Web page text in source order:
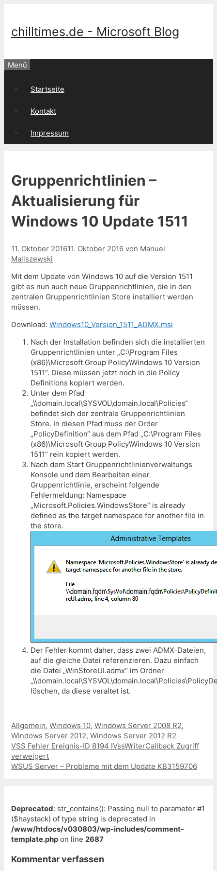
Inhalt
chilltimes.de - Microsoft Blog
Menü
Startseite
Kontakt
Impressum
Gruppenrichtlinien –
Aktualisierung für
Windows 10 Update 1511
11. Oktober 201611. Oktober 2016 von Manuel
Maliszewski
Mit dem Update von Windows 10 auf die Version 1511
gibt es nun auch neue Gruppenrichtlinien, die in den
zentralen Gruppenrichtlinien Store installiert werden
müssen.
Download: Windows10_Version_1511_ADMX.msi
Nach der Installation befinden sich die installierten
Gruppenrichtlinien unter „C:\Program Files
(x86)\Microsoft Group Policy\Windows 10 Version
1511“. Diese müssen jetzt noch in die Policy
Definitions kopiert werden.
Unter dem Pfad
„\\domain.local\SYSVOL\domain.local\Policies“
befindet sich der zentrale Gruppenrichtlinien
Store. In diesen Pfad muss der Order
„PolicyDefinition“ aus dem Pfad „C:\Program Files
(x86)\Microsoft Group Policy\Windows 10 Version
1511“ rein kopiert werden.
Nach dem Start Gruppenrichtlinienverwaltungs
Konsole und dem Bearbeiten einer
Gruppenrichtlinie, erscheint folgende
Fehlermeldung: Namespace
„Microsoft.Policies.WindowsStore“ is already
defined as the target namespace for another file in
the store.
Der Fehler kommt daher, dass zwei ADMX-Dateien,
auf die gleiche Datei referenzieren. Dazu einfach
die Datei „WinStoreUI.admx“ im Ordner
löschen, da diese veraltet ist.
Kategorien
Allgemein, Windows 10, Windows Server 2008 R2,
Windows Server 2012, Windows Server 2012 R2
Beitrags-
Navigation
VSS Fehler Ereignis-ID 8194 IVssWriterCallback Zugriff
verweigert
WSUS Server – Probleme mit dem Update KB3159706
Deprecated: str_contains(): Passing null to parameter #1
($haystack) of type string is deprecated in
/www/htdocs/v030803/wp-includes/comment-
template.php on line 2687
Kommentar verfassen